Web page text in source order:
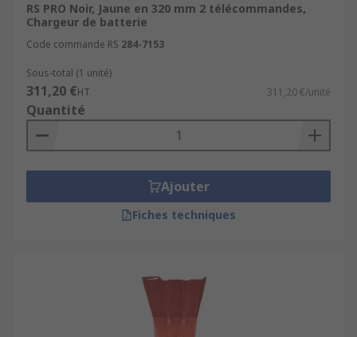
RS PRO Noir, Jaune en 320 mm 2 télécommandes,
Chargeur de batterie
Code commande RS 284-7153
Sous-total (1 unité)
311,20 €HT 311,20 €/unité
Quantité
Ajouter
Fiches techniques